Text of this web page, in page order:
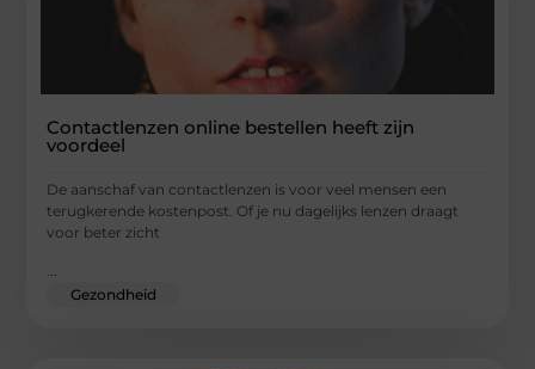
Contactlenzen online bestellen heeft zijn
voordeel
De aanschaf van contactlenzen is voor veel mensen een
terugkerende kostenpost. Of je nu dagelijks lenzen draagt
voor beter zicht
...
Gezondheid